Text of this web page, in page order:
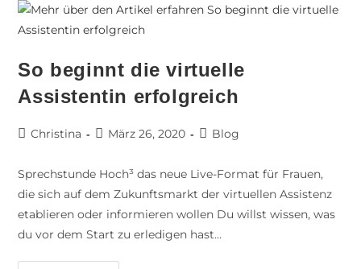
So beginnt die virtuelle
Assistentin erfolgreich
Christina März 26, 2020 Blog
Sprechstunde Hoch³ das neue Live-Format für Frauen,
die sich auf dem Zukunftsmarkt der virtuellen Assistenz
etablieren oder informieren wollen Du willst wissen, was
du vor dem Start zu erledigen hast…